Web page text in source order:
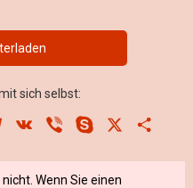
sich selbst:
Telegram
VK Viber Skype
Wenn Sie einen